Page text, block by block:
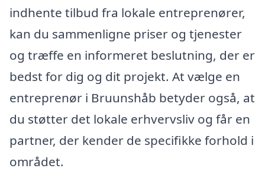
indhente tilbud fra lokale entreprenører,
kan du sammenligne priser og tjenester
og træffe en informeret beslutning, der er
bedst for dig og dit projekt. At vælge en
entreprenør i Bruunshåb betyder også, at
du støtter det lokale erhvervsliv og får en
partner, der kender de specifikke forhold i
området.